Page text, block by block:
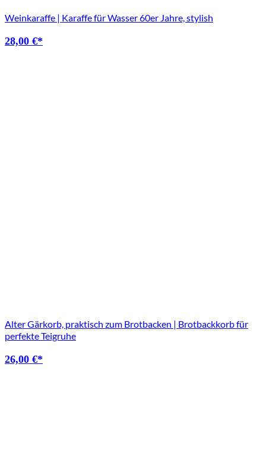
Weinkaraffe | Karaffe für Wasser 60er Jahre, stylish
28,00 €
Alter Gärkorb, praktisch zum Brotbacken | Brotbackkorb für
perfekte Teigruhe
26,00 €